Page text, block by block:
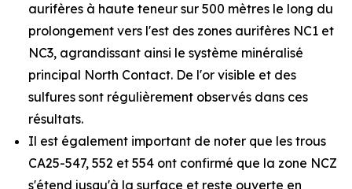
aurifères à haute teneur sur 500 mètres le long du
prolongement vers l'est des zones aurifères NC1 et
NC3, agrandissant ainsi le système minéralisé
principal North Contact. De l'or visible et des
sulfures sont régulièrement observés dans ces
résultats.
Il est également important de noter que les trous
CA25-547, 552 et 554 ont confirmé que la zone NCZ
s'étend jusqu'à la surface et reste ouverte en